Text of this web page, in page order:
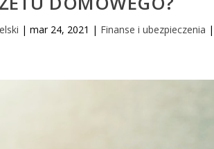
|mar 24, 2021 | Finanse i ubezpieczenia